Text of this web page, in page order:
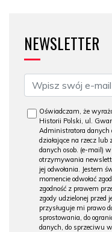
NEWSLETTER
Oświadczam, że
Historii Polski, ul.
Administratora danych
działające na rzecz lub
danych osob. (e-mail)
otrzymywania
jej odwołania. Jestem
momencie odwołać
zgodność z prawem
zgody udzielonej przed
przysługuje mi prawo
sprostowania, do
danych, do sprzeciwu